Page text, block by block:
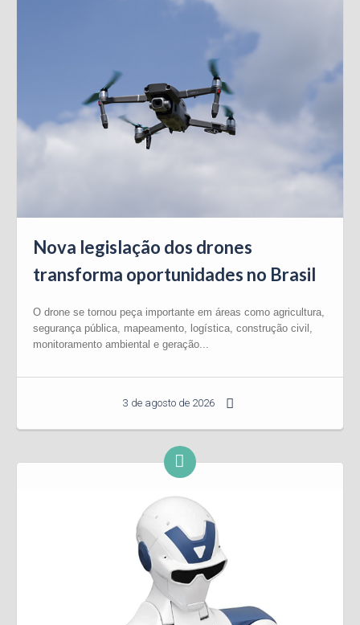
Nova legislação dos drones
transforma oportunidades no Brasil
O drone se tornou peça importante em áreas como agricultura,
segurança pública, mapeamento, logística, construção civil,
monitoramento ambiental e geração...
3 de agosto de 2026